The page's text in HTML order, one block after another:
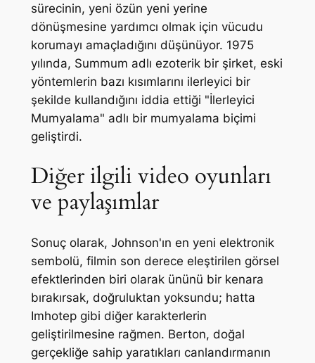
sürecinin, yeni özün yeni yerine
dönüşmesine yardımcı olmak için vücudu
korumayı amaçladığını düşünüyor. 1975
yılında, Summum adlı ezoterik bir şirket, eski
yöntemlerin bazı kısımlarını ilerleyici bir
şekilde kullandığını iddia ettiği "İlerleyici
Mumyalama" adlı bir mumyalama biçimi
geliştirdi.
Diğer ilgili video oyunları
ve paylaşımlar
Sonuç olarak, Johnson'ın en yeni elektronik
sembolü, filmin son derece eleştirilen görsel
efektlerinden biri olarak ününü bir kenara
bırakırsak, doğruluktan yoksundu; hatta
Imhotep gibi diğer karakterlerin
geliştirilmesine rağmen. Berton, doğal
gerçekliğe sahip yaratıkları canlandırmanın